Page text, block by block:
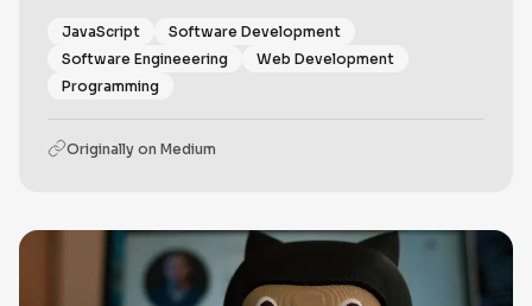
JavaScript
Software Development
Software Engineeering
Web Development
Programming
Originally on Medium